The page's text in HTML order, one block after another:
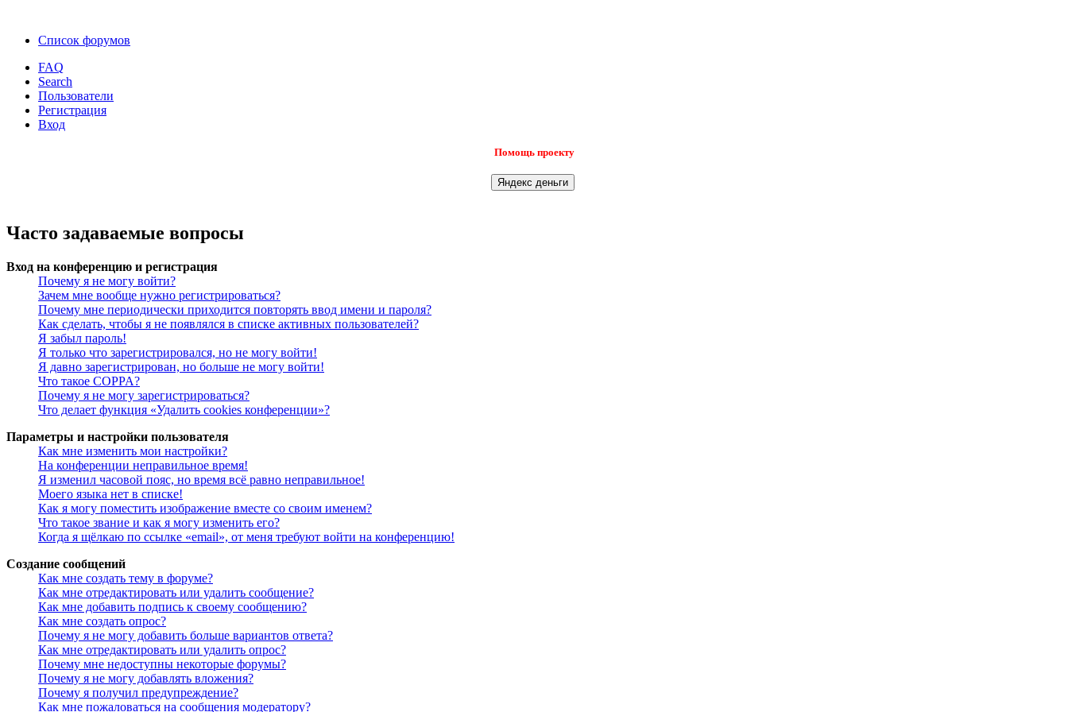
Список форумов
FAQ
Search
Пользователи
Регистрация
Вход
Помощь проекту
Часто задаваемые вопросы
Вход на конференцию и регистрация
Почему я не могу войти?
Зачем мне вообще нужно регистрироваться?
Почему мне периодически приходится повторять ввод имени и пароля?
Как сделать, чтобы я не появлялся в списке активных пользователей?
Я забыл пароль!
Я только что зарегистрировался, но не могу войти!
Я давно зарегистрирован, но больше не могу войти!
Что такое COPPA?
Почему я не могу зарегистрироваться?
Что делает функция «Удалить cookies конференции»?
Параметры и настройки пользователя
Как мне изменить мои настройки?
На конференции неправильное время!
Я изменил часовой пояс, но время всё равно неправильное!
Моего языка нет в списке!
Как я могу поместить изображение вместе со своим именем?
Что такое звание и как я могу изменить его?
Когда я щёлкаю по ссылке «email», от меня требуют войти на конференцию!
Создание сообщений
Как мне создать тему в форуме?
Как мне отредактировать или удалить сообщение?
Как мне добавить подпись к своему сообщению?
Как мне создать опрос?
Почему я не могу добавить больше вариантов ответа?
Как мне отредактировать или удалить опрос?
Почему мне недоступны некоторые форумы?
Почему я не могу добавлять вложения?
Почему я получил предупреждение?
Как мне пожаловаться на сообщения модератору?